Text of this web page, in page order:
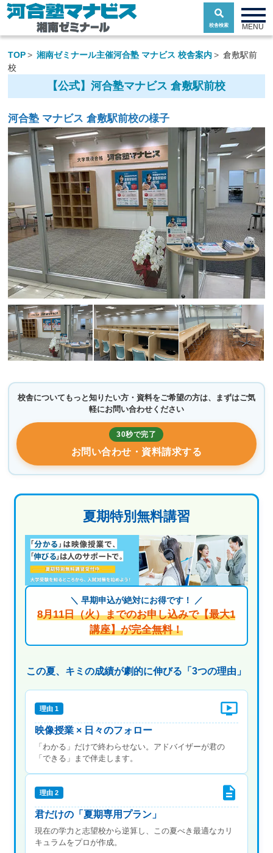
校舎検索
toggle
MENU
TOP 湘南ゼミナール主催河合塾 マナビス 校舎案内
倉敷駅前
校
【公式】河合塾マナビス 倉敷駅前校
河合塾 マナビス 倉敷駅前校の様子
校舎についてもっと知りたい方・資料をご希望の方は、まずはご気
軽にお問い合わせください
30秒で完了
お問い合わせ・資料請求する
夏期特別無料講習
＼ 早期申込が絶対にお得です！ ／
8月11日（火）までのお申し込みで【最大1
講座】が完全無料！
この夏、キミの成績が劇的に伸びる「3つの理由」
理由 1
映像授業 × 日々のフォロー
「わかる」だけで終わらせない。アドバイザーが君の
「できる」まで伴走します。
理由 2
君だけの「夏期専用プラン」
現在の学力と志望校から逆算し、この夏べき最適なカリ
キュラムをプロが作成。